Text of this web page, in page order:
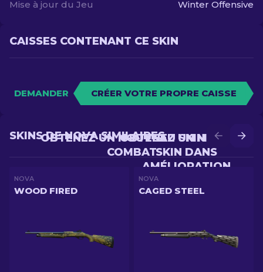
Mise à jour du Jeu Winter Offensive
CAISSES CONTENANT CE SKIN
DEMANDER CRÉER VOTRE PROPRE CAISSE
OBTENEZ UN MEILLEUR
SKIN DANS
AMÉLIORATION
OBTENEZ UN NOUVEAU SKIN EN
COMBAT
SKINS DE NOVA SIMILAIRES
NOVA
WOOD FIRED
NOVA
CAGED STEEL